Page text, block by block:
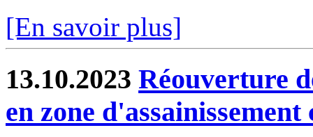
[En savoir plus]
13.10.2023 Réouverture
en zone